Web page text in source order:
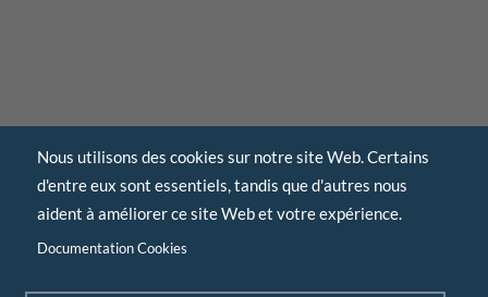
Nous utilisons des cookies sur notre site Web. Certains
d'entre eux sont essentiels, tandis que d'autres nous
aident à améliorer ce site Web et votre expérience.
Documentation Cookies